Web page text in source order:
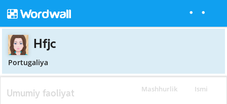
Hfjc
Portugaliya
Mashhurlik Ismi
Umumiy faoliyat